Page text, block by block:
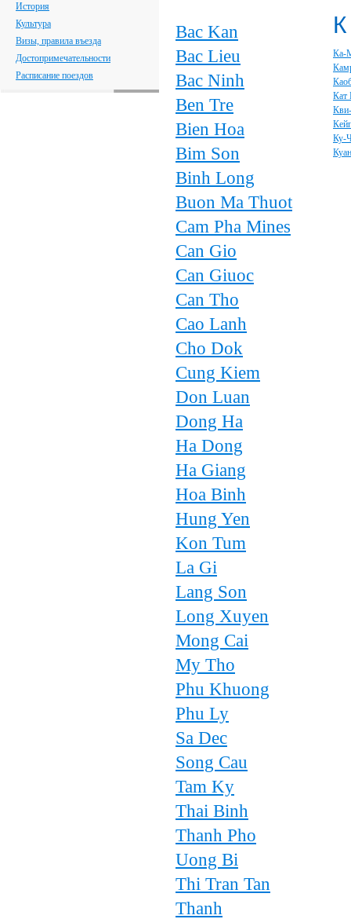
История
Культура
Визы, правила въезда
Достопримечательности
Расписание поездов
Bac Kan
Bac Lieu
Bac Ninh
Ben Tre
Bien Hoa
Bim Son
Binh Long
Buon Ma Thuot
Cam Pha Mines
Can Gio
Can Giuoc
Can Tho
Cao Lanh
Cho Dok
Cung Kiem
Don Luan
Dong Ha
Ha Dong
Ha Giang
Hoa Binh
Hung Yen
Kon Tum
La Gi
Lang Son
Long Xuyen
Mong Cai
My Tho
Phu Khuong
Phu Ly
Sa Dec
Song Cau
Tam Ky
Thai Binh
Thanh Pho
Uong Bi
Thi Tran Tan
Thanh
К
Ка-
Кат
Ку-